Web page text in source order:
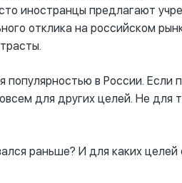
иностранцы предлагают
отклика на российском
популярностью в России. Если
для других целей. Не для
раньше? И для каких целей